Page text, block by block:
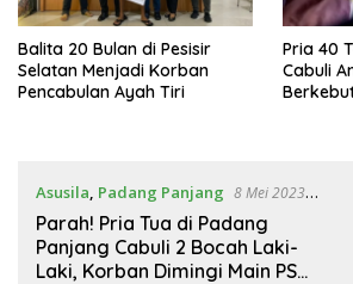
Balita 20 Bulan di Pesisir
Selatan Menjadi Korban
Pencabulan Ayah Tiri
Pria 40
Cabuli
Asusila, Padang Panjang 8 Mei 2023
01:01 WIB
Parah! Pria Tua di Padang
Panjang Cabuli 2 Bocah Laki-
Laki, Korban Dimingi Main PS